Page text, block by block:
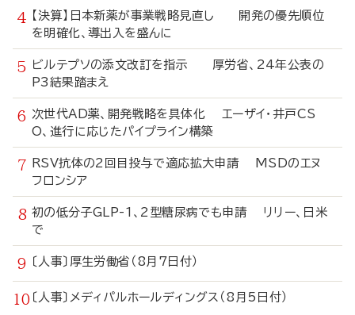
【決算】日本新薬が事業戦略見直し 開発の優先順位
を明確化、導出入を盛んに
ビルテプソの添文改訂を指示 厚労省、24年公表の
P3結果踏まえ
次世代AD薬、開発戦略を具体化 エーザイ・井戸CS
O、進行に応じたパイプライン構築
RSV抗体の2回目投与で適応拡大申請 MSDのエヌ
フロンシア
初の低分子GLP-1、2型糖尿病でも申請 リリー、日米
で
〔人事〕厚生労働省（8月7日付）
〔人事〕メディパルホールディングス（8月5日付）